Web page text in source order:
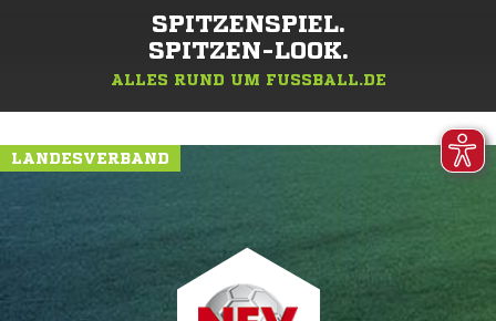
SPITZENSPIEL.
SPITZEN-LOOK.
ALLES RUND UM FUSSBALL.DE
LANDESVERBAND